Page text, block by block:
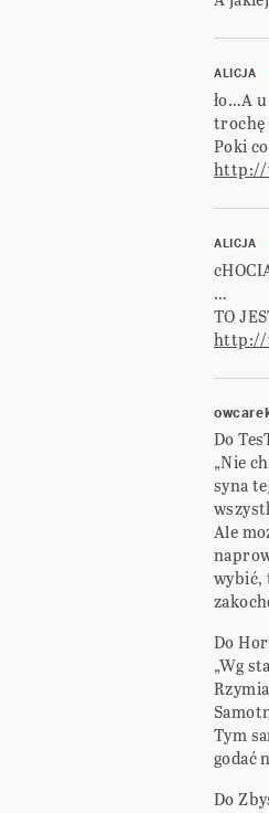
ALICJA
ło…A
trochę
Poki
http://
ALICJA
…
TO
http://
Do
„Nie
syna
Ale
wybić,
Do
„Wg
Tym
godać
Do